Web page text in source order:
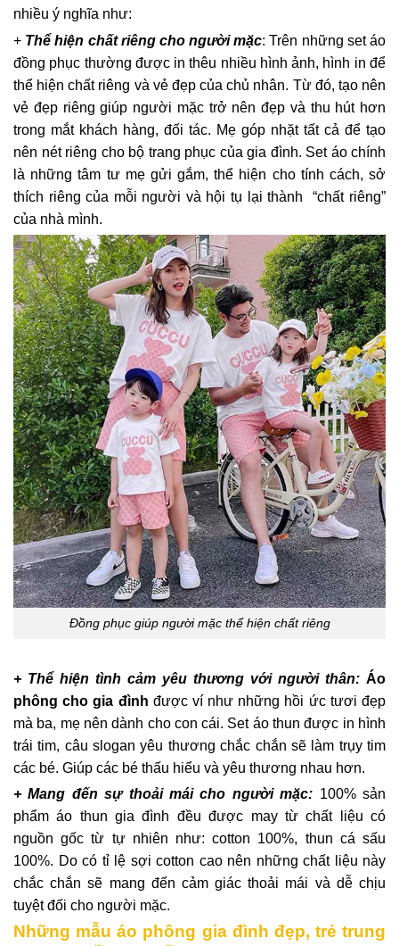
nhiều ý nghĩa như:
+ Thể hiện chất riêng cho người mặc: Trên những set áo
đồng phục thường được in thêu nhiều hình ảnh, hình in để
thể hiện chất riêng và vẻ đẹp của chủ nhân. Từ đó, tạo nên
vẻ đẹp riêng giúp người mặc trở nên đẹp và thu hút hơn
trong mắt khách hàng, đối tác. Mẹ góp nhặt tất cả để tạo
nên nét riêng cho bộ trang phục của gia đình. Set áo chính
là những tâm tư mẹ gửi gắm, thể hiện cho tính cách, sở
thích riêng của mỗi người và hội tụ lại thành “chất riêng”
của nhà mình.
Đồng phục giúp người mặc thể hiện chất riêng
+ Thể hiện tình cảm yêu thương với người thân: Áo
phông cho gia đình được ví như những hồi ức tươi đẹp
mà ba, mẹ nên dành cho con cái. Set áo thun được in hình
trái tim, câu slogan yêu thương chắc chắn sẽ làm trụy tim
các bé. Giúp các bé thấu hiểu và yêu thương nhau hơn.
+ Mang đến sự thoải mái cho người mặc: 100% sản
phẩm áo thun gia đình đều được may từ chất liệu có
nguồn gốc từ tự nhiên như: cotton 100%, thun cá sấu
100%. Do có tỉ lệ sợi cotton cao nên những chất liệu này
chắc chắn sẽ mang đến cảm giác thoải mái và dễ chịu
tuyệt đối cho người mặc.
Những mẫu áo phông gia đình đẹp, trẻ trung